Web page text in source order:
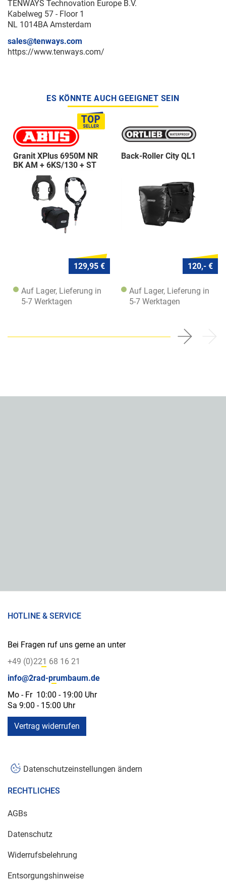
TENWAYS Technovation Europe B.V.
Kabelweg 57 - Floor 1
NL 1014BA Amsterdam
sales@tenways.com
https://www.tenways.com/
ES KÖNNTE AUCH GEEIGNET SEIN
Granit XPlus 6950M NR
BK AM + 6KS/130 + ST
129,95 €
Auf Lager, Lieferung in
5-7 Werktagen
Back-Roller City QL1
120,- €
Auf Lager, Lieferung in
5-7 Werktagen
HOTLINE & SERVICE
Bei Fragen ruf uns gerne an unter
+49 (0)221 68 16 21
info@2rad-prumbaum.de
Mo - Fr 10:00 - 19:00 Uhr
Sa 9:00 - 15:00 Uhr
Vertrag widerrufen
Datenschutzeinstellungen ändern
RECHTLICHES
AGBs
Datenschutz
Widerrufsbelehrung
Entsorgungshinweise